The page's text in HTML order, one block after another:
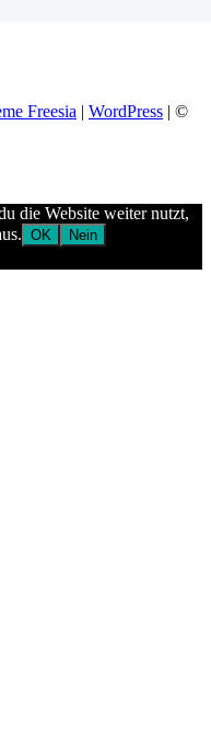
Freesia | WordPress | ©
die Website weiter nutzt,
OK
Nein